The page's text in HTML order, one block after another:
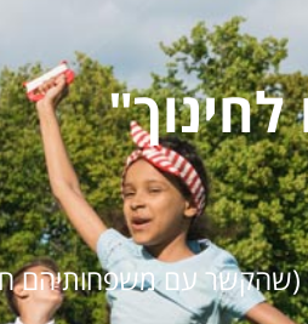
(שהקשר עם משפחותיהם